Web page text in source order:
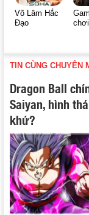
Võ Lâm Hắc
Đạo
TIN CÙNG CHUYÊN
Dragon Ball
Saiyan, hình
khứ?